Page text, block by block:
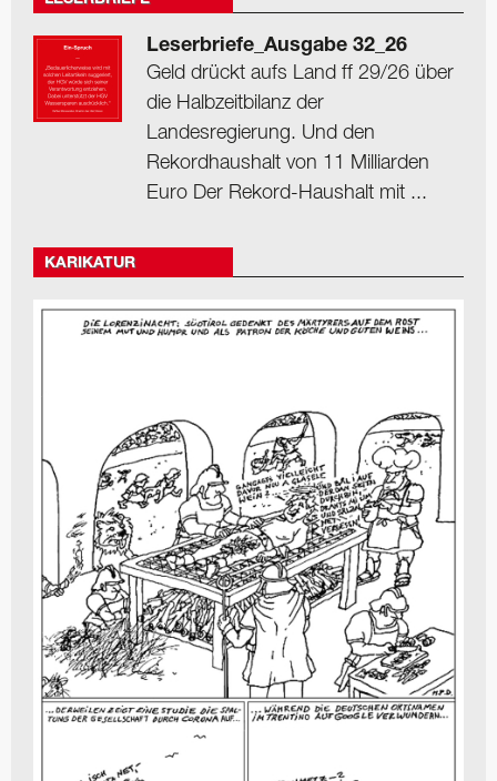
Leserbriefe_Ausgabe 32_26
Geld drückt aufs Land ff 29/26 über
die Halbzeitbilanz der
Landesregierung. Und den
Rekordhaushalt von 11 Milliarden
Euro Der Rekord-Haushalt mit ...
KARIKATUR